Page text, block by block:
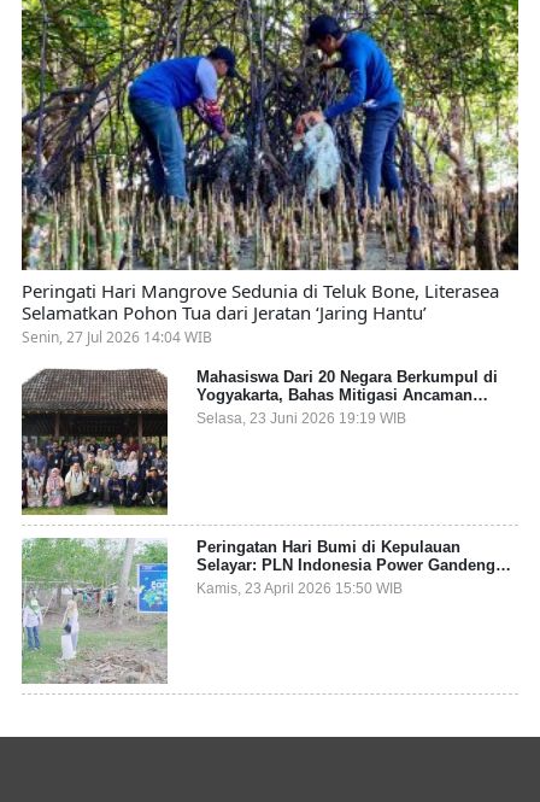
Peringati Hari Mangrove Sedunia di Teluk Bone, Literasea
Selamatkan Pohon Tua dari Jeratan ‘Jaring Hantu’
Senin, 27 Jul 2026 14:04 WIB
Mahasiswa Dari 20 Negara Berkumpul di
Yogyakarta, Bahas Mitigasi Ancaman
Kesehatan Global
Selasa, 23 Juni 2026 19:19 WIB
Peringatan Hari Bumi di Kepulauan
Selayar: PLN Indonesia Power Gandeng
Pemda dan Komunitas, Giatkan Restorasi
Mangrove
Kamis, 23 April 2026 15:50 WIB